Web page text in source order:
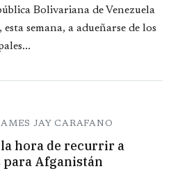
Bolivariana de Venezuela
semana, a adueñarse de los
JAY CARAFANO
la hora de recurrir a
Afganistán